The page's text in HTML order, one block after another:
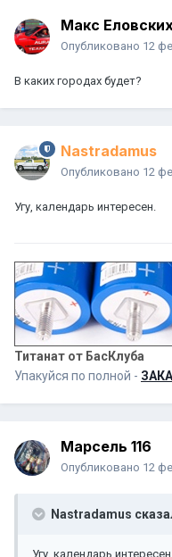
Макс
Опубликовано 12
В каких городах будет?
Nastradamus
Опубликовано 12
Угу, календарь интересен.
Титанат от БасКлуба
Упакуйся по полной -
Марсель 116
Опубликовано 12
Nastradamus
Угу, календарь